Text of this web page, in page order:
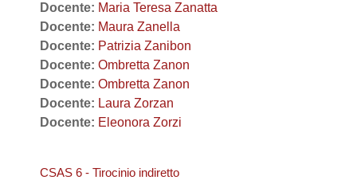
Docente: Maria Teresa Zanatta
Docente: Maura Zanella
Docente: Patrizia Zanibon
Docente: Ombretta Zanon
Docente: Ombretta Zanon
Docente: Laura Zorzan
Docente: Eleonora Zorzi
CSAS 6 - Tirocinio indiretto